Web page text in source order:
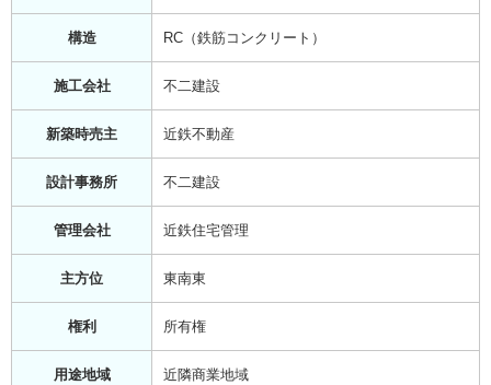
構造 RC（鉄筋コンクリート）
施工会社 不二建設
新築時売主 近鉄不動産
設計事務所 不二建設
管理会社 近鉄住宅管理
主方位 東南東
権利 所有権
用途地域 近隣商業地域